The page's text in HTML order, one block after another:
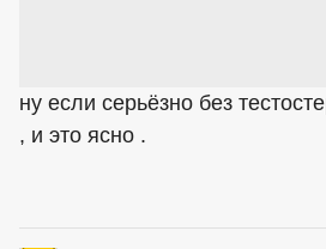
ну если серьёзно без
, и это ясно .